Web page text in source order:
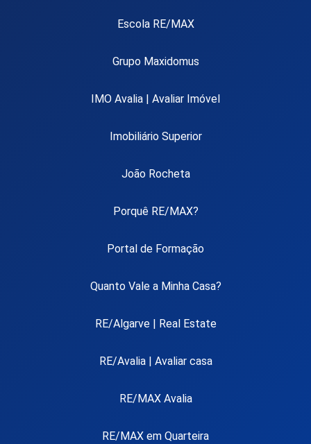
Escola RE/MAX
Grupo Maxidomus
IMO Avalia | Avaliar Imóvel
Imobiliário Superior
João Rocheta
Porquê RE/MAX?
Portal de Formação
Quanto Vale a Minha Casa?
RE/Algarve | Real Estate
RE/Avalia | Avaliar casa
RE/MAX Avalia
RE/MAX em Quarteira